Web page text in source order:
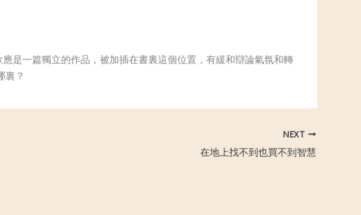
是一篇獨立的作品，被加插在書裏這個位置，有緩和辯論氣氛和轉
裏？
NEXT
在地上找不到也買不到智慧